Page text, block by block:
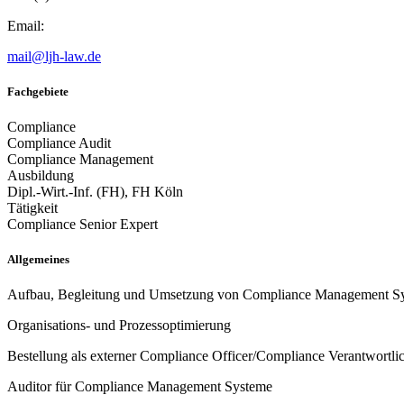
Email:
mail@ljh-law.de
Fachgebiete
Compliance
Compliance Audit
Compliance Management
Ausbildung
Dipl.-Wirt.-Inf. (FH), FH Köln
Tätigkeit
Compliance Senior Expert
Allgemeines
Aufbau, Begleitung und Umsetzung von Compliance Management
Organisations- und Prozessoptimierung
Bestellung als externer Compliance Officer/Compliance
Auditor für Compliance Management Systeme